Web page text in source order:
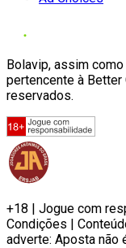
Bolavip, assim
pertencente à
reservados.
+18 | Jogue com
Condições |
adverte: Aposta não